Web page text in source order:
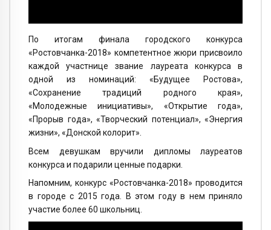
По итогам финала городского конкурса
«Ростовчанка-2018» компетентное жюри присвоило
каждой участнице звание лауреата конкурса в
одной из номинаций: «Будущее Ростова»,
«Сохранение традиций родного края»,
«Молодежные инициативы», «Открытие года»,
«Прорыв года», «Творческий потенциал», «Энергия
жизни», «Донской колорит».
Всем девушкам вручили дипломы лауреатов
конкурса и подарили ценные подарки.
Напомним, конкурс «Ростовчанка-2018» проводится
в городе с 2015 года. В этом году в нем приняло
участие более 60 школьниц.